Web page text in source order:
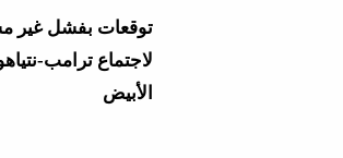
توقعات بفشل غير
لاجتماع ترامب-
الأبيض